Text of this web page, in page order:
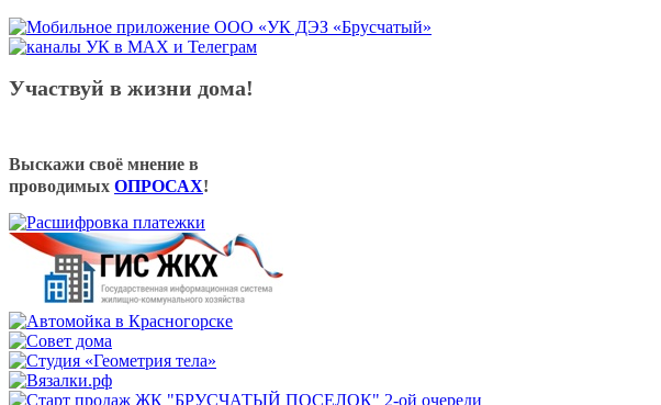
Участвуй в жизни дома!
Выскажи своё мнение в
проводимых ОПРОСАХ!